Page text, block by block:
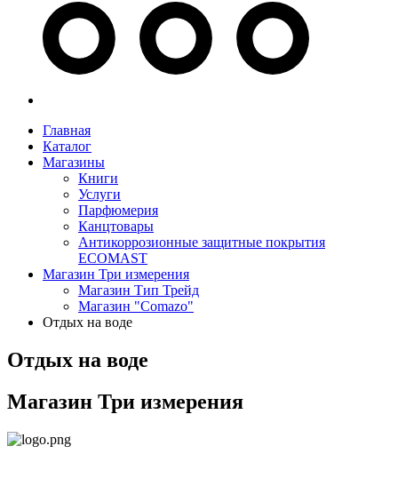
Главная
Каталог
Магазины
Книги
Услуги
Парфюмерия
Канцтовары
Антикоррозионные защитные покрытия
ECOMAST
Магазин Три измерения
Магазин Тип Трейд
Магазин "Comazo"
Отдых на воде
Отдых на воде
Магазин Три измерения